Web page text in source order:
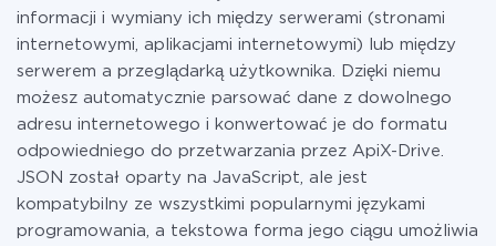
informacji i wymiany ich między serwerami (stronami
internetowymi, aplikacjami internetowymi) lub między
serwerem a przeglądarką użytkownika. Dzięki niemu
możesz automatycznie parsować dane z dowolnego
adresu internetowego i konwertować je do formatu
odpowiedniego do przetwarzania przez ApiX-Drive.
JSON został oparty na JavaScript, ale jest
kompatybilny ze wszystkimi popularnymi językami
programowania, a tekstowa forma jego ciągu umożliwia